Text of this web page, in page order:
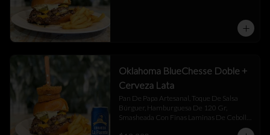
Oklahoma BlueChesse Doble +
Cerveza Lata
Pan De Papa Artesanal, Toque De Salsa
Búrguer, Hamburguesa De 120 Gr,
Smasheada Con Finas Laminas De Cebolla